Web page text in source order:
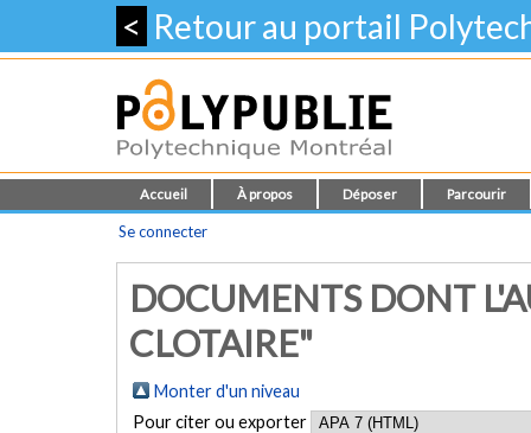
< Retour au portail
Accueil À propos Déposer Parcourir
Se connecter
DOCUMENTS DONT
CLOTAIRE"
Monter d'un niveau
Pour citer ou exporter